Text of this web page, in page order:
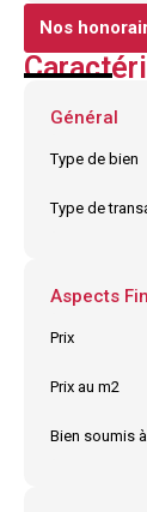
Nos
Général
Type de bien
Type de
Aspects
Prix
Prix au m2
Bien soumis